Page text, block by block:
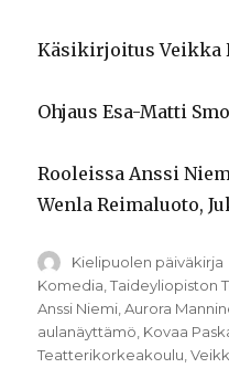
Käsikirjoitus Veikka
Ohjaus Esa-Matti
Rooleissa Anssi
Wenla Reimaluoto,
Kirjoittaja
Kielipuolen päiväkirja
Komedia ,Taideyliopiston
Anssi Niemi ,Aurora
aulanäyttämö Kovaa
Teatterikorkeakoulu ,